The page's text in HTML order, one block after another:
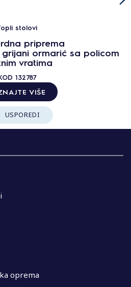
stolovi
priprema
grijani ormarić sa policom
vratima
132787
VIŠE
USPOREDI
oprema